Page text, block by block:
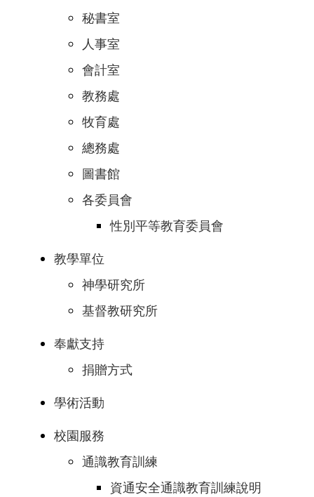
秘書室
人事室
會計室
教務處
牧育處
總務處
圖書館
各委員會
性別平等教育委員會
教學單位
神學研究所
基督教研究所
奉獻支持
捐贈方式
學術活動
校園服務
通識教育訓練
資通安全通識教育訓練說明